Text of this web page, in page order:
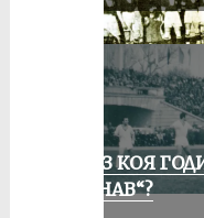
ПРЕЗ КОЯ
„ДУНАВ“?